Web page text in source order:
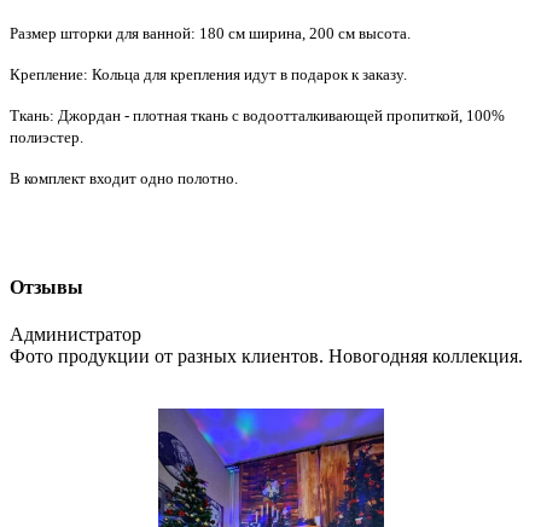
Размер шторки для ванной: 180 см ширина, 200 см высота.
Крепление: Кольца для крепления идут в подарок к заказу.
Ткань: Джордан - плотная ткань с водоотталкивающей пропиткой, 100%
полиэстер.
В комплект входит одно полотно.
Отзывы
Администратор
Фото продукции от разных клиентов. Новогодняя коллекция.